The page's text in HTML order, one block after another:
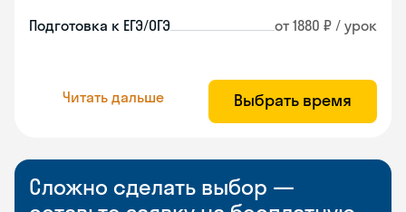
Подготовка к ЕГЭ/ОГЭ от 1880 ₽ / урок
Читать дальше Выбрать время
Сложно сделать выбор —